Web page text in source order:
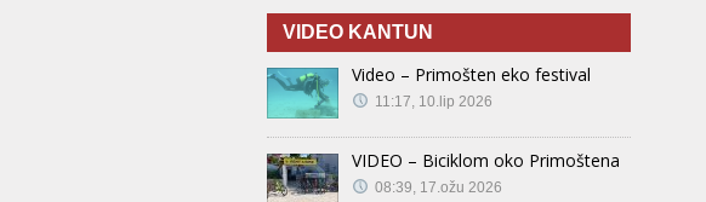
VIDEO KANTUN
Video – Primošten eko festival
11:17, 10.lip 2026
VIDEO – Biciklom oko Primoštena
08:39, 17.ožu 2026